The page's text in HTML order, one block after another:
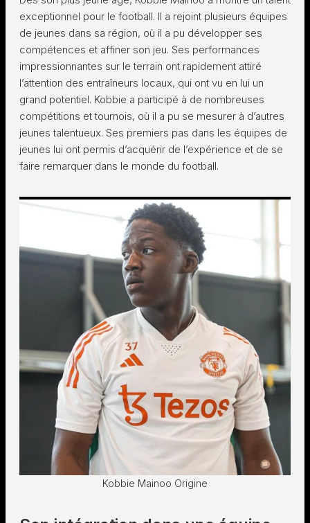
exceptionnel pour le football. Il a rejoint plusieurs équipes
de jeunes dans sa région, où il a pu développer ses
compétences et affiner son jeu. Ses performances
impressionnantes sur le terrain ont rapidement attiré
l’attention des entraîneurs locaux, qui ont vu en lui un
grand potentiel. Kobbie a participé à de nombreuses
compétitions et tournois, où il a pu se mesurer à d’autres
jeunes talentueux. Ses premiers pas dans les équipes de
jeunes lui ont permis d’acquérir de l’expérience et de se
faire remarquer dans le monde du football.
Kobbie Mainoo Origine